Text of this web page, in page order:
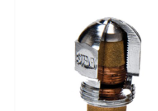
TEKNİK MALZEMELER
YERDEN ISITMA